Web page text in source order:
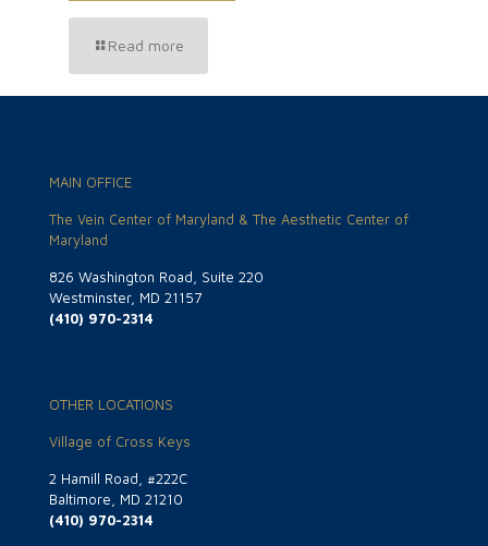
Read more
MAIN OFFICE
The Vein Center of Maryland & The Aesthetic Center of
Maryland
826 Washington Road, Suite 220
Westminster, MD 21157
(410) 970-2314
OTHER LOCATIONS
Village of Cross Keys
2 Hamill Road, #222C
Baltimore, MD 21210
(410) 970-2314